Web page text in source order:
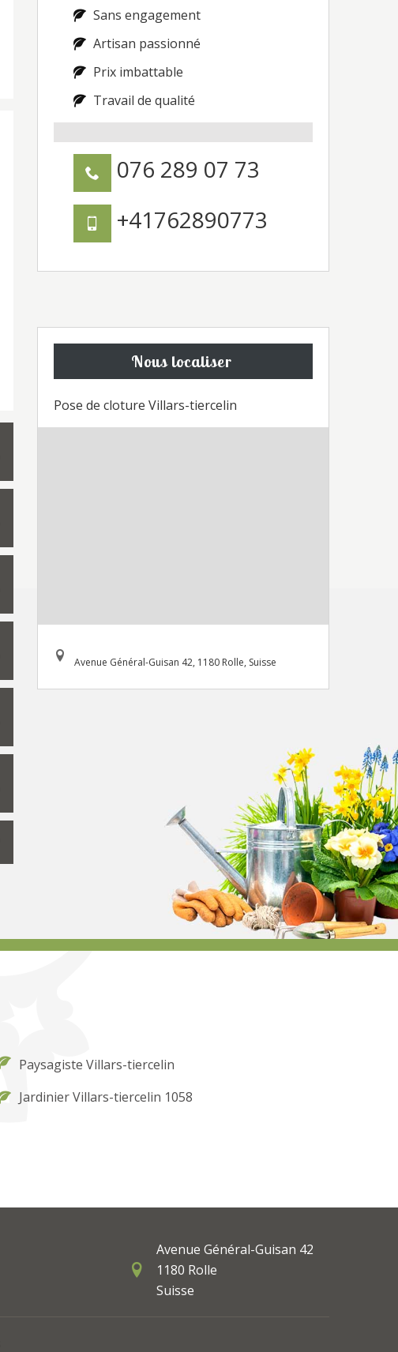
Sans engagement
Artisan passionné
Prix imbattable
Travail de qualité
076 289 07 73
+41762890773
Nous localiser
Pose de cloture Villars-tiercelin
Avenue Général-Guisan 42, 1180 Rolle, Suisse
Paysagiste Villars-tiercelin
Jardinier Villars-tiercelin 1058
Avenue Général-Guisan 42
1180 Rolle
Suisse